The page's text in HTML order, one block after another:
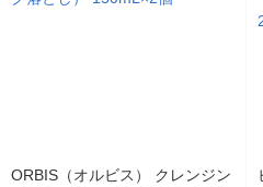
ORBIS（オルビス） クレンジン